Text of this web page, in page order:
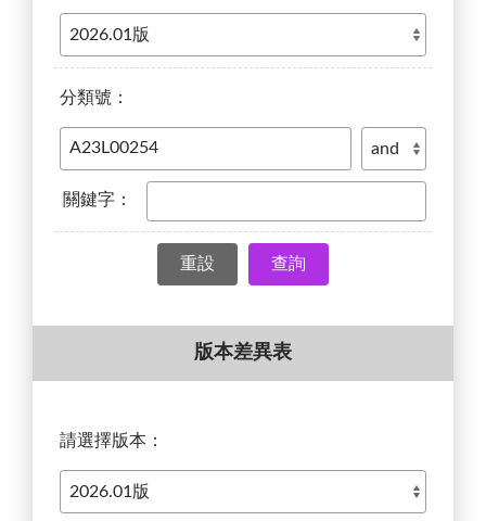
分類號：
關鍵字：
查詢
版本差異表
請選擇版本：